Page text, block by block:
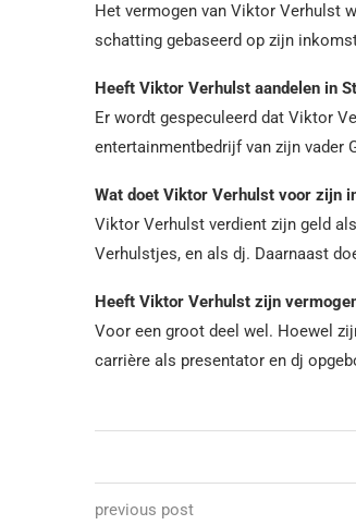
Het vermogen van Viktor Verhulst
schatting gebaseerd op zijn
Heeft Viktor Verhulst aandelen in
Er wordt gespeculeerd dat Viktor
entertainmentbedrijf van zijn vader
Wat doet Viktor Verhulst voor zijn
Viktor Verhulst verdient zijn geld
Verhulstjes, en als dj. Daarnaast
Heeft Viktor Verhulst zijn
Voor een groot deel wel. Hoewel
carrière als presentator en dj
previous post